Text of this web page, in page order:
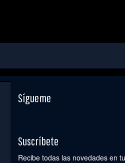
Sígueme
Suscríbete
Recibe todas las novedades en tu